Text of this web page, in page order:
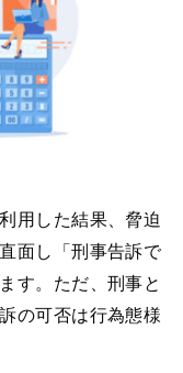
用した結果、脅迫
面し「刑事告訴で
す。ただ、刑事と
の可否は行為態様